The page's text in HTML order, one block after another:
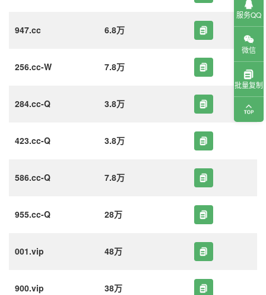
947.cc 6.8万
256.cc-W 7.8万
284.cc-Q 3.8万
423.cc-Q 3.8万
586.cc-Q 7.8万
955.cc-Q 28万
001.vip 48万
900.vip 38万
服务QQ
微信
批量复制